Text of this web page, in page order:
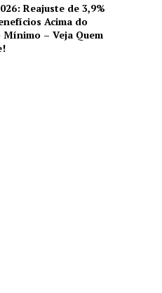
Reajuste de 3,9%
Acima do
Mínimo – Veja Quem